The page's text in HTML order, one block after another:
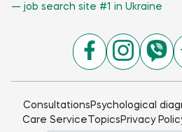
— job search site #1 in Ukraine
Consultations Psychological
Care Service Topics Privacy